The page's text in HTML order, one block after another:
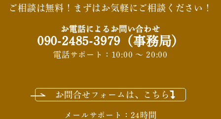
ご相談は無料！まずはお気軽にご相談ください！
お電話によるお問い合わせ
090-2485-3979 （事務局）
電話サポート：10:00 ～ 20:00
お問合せフォームは、こちら
メールサポート：24時間